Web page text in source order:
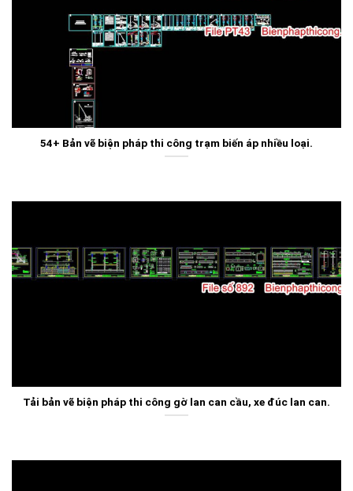
54+ Bản vẽ biện pháp thi công trạm biến áp nhiều loại.
Tải bản vẽ biện pháp thi công gờ lan can cầu, xe đúc lan can.